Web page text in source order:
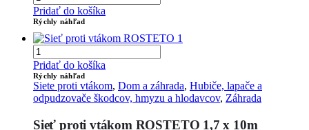
Pridať do košíka
Rýchly náhľad
Pridať do košíka
Rýchly náhľad
Siete proti vtákom, Dom a záhrada, Hubiče, lapače a
odpudzovače škodcov, hmyzu a hlodavcov, Záhrada
Sieť proti vtákom ROSTETO 1,7 x 10m